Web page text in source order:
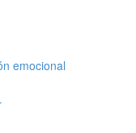
emocional